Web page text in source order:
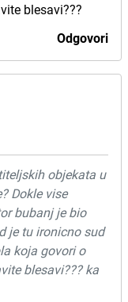
blesavi???
Odgovori
objekata u
Dokle vise
bubanj je bio
je tu ironicno sud
koja govori o
blesavi??? ka